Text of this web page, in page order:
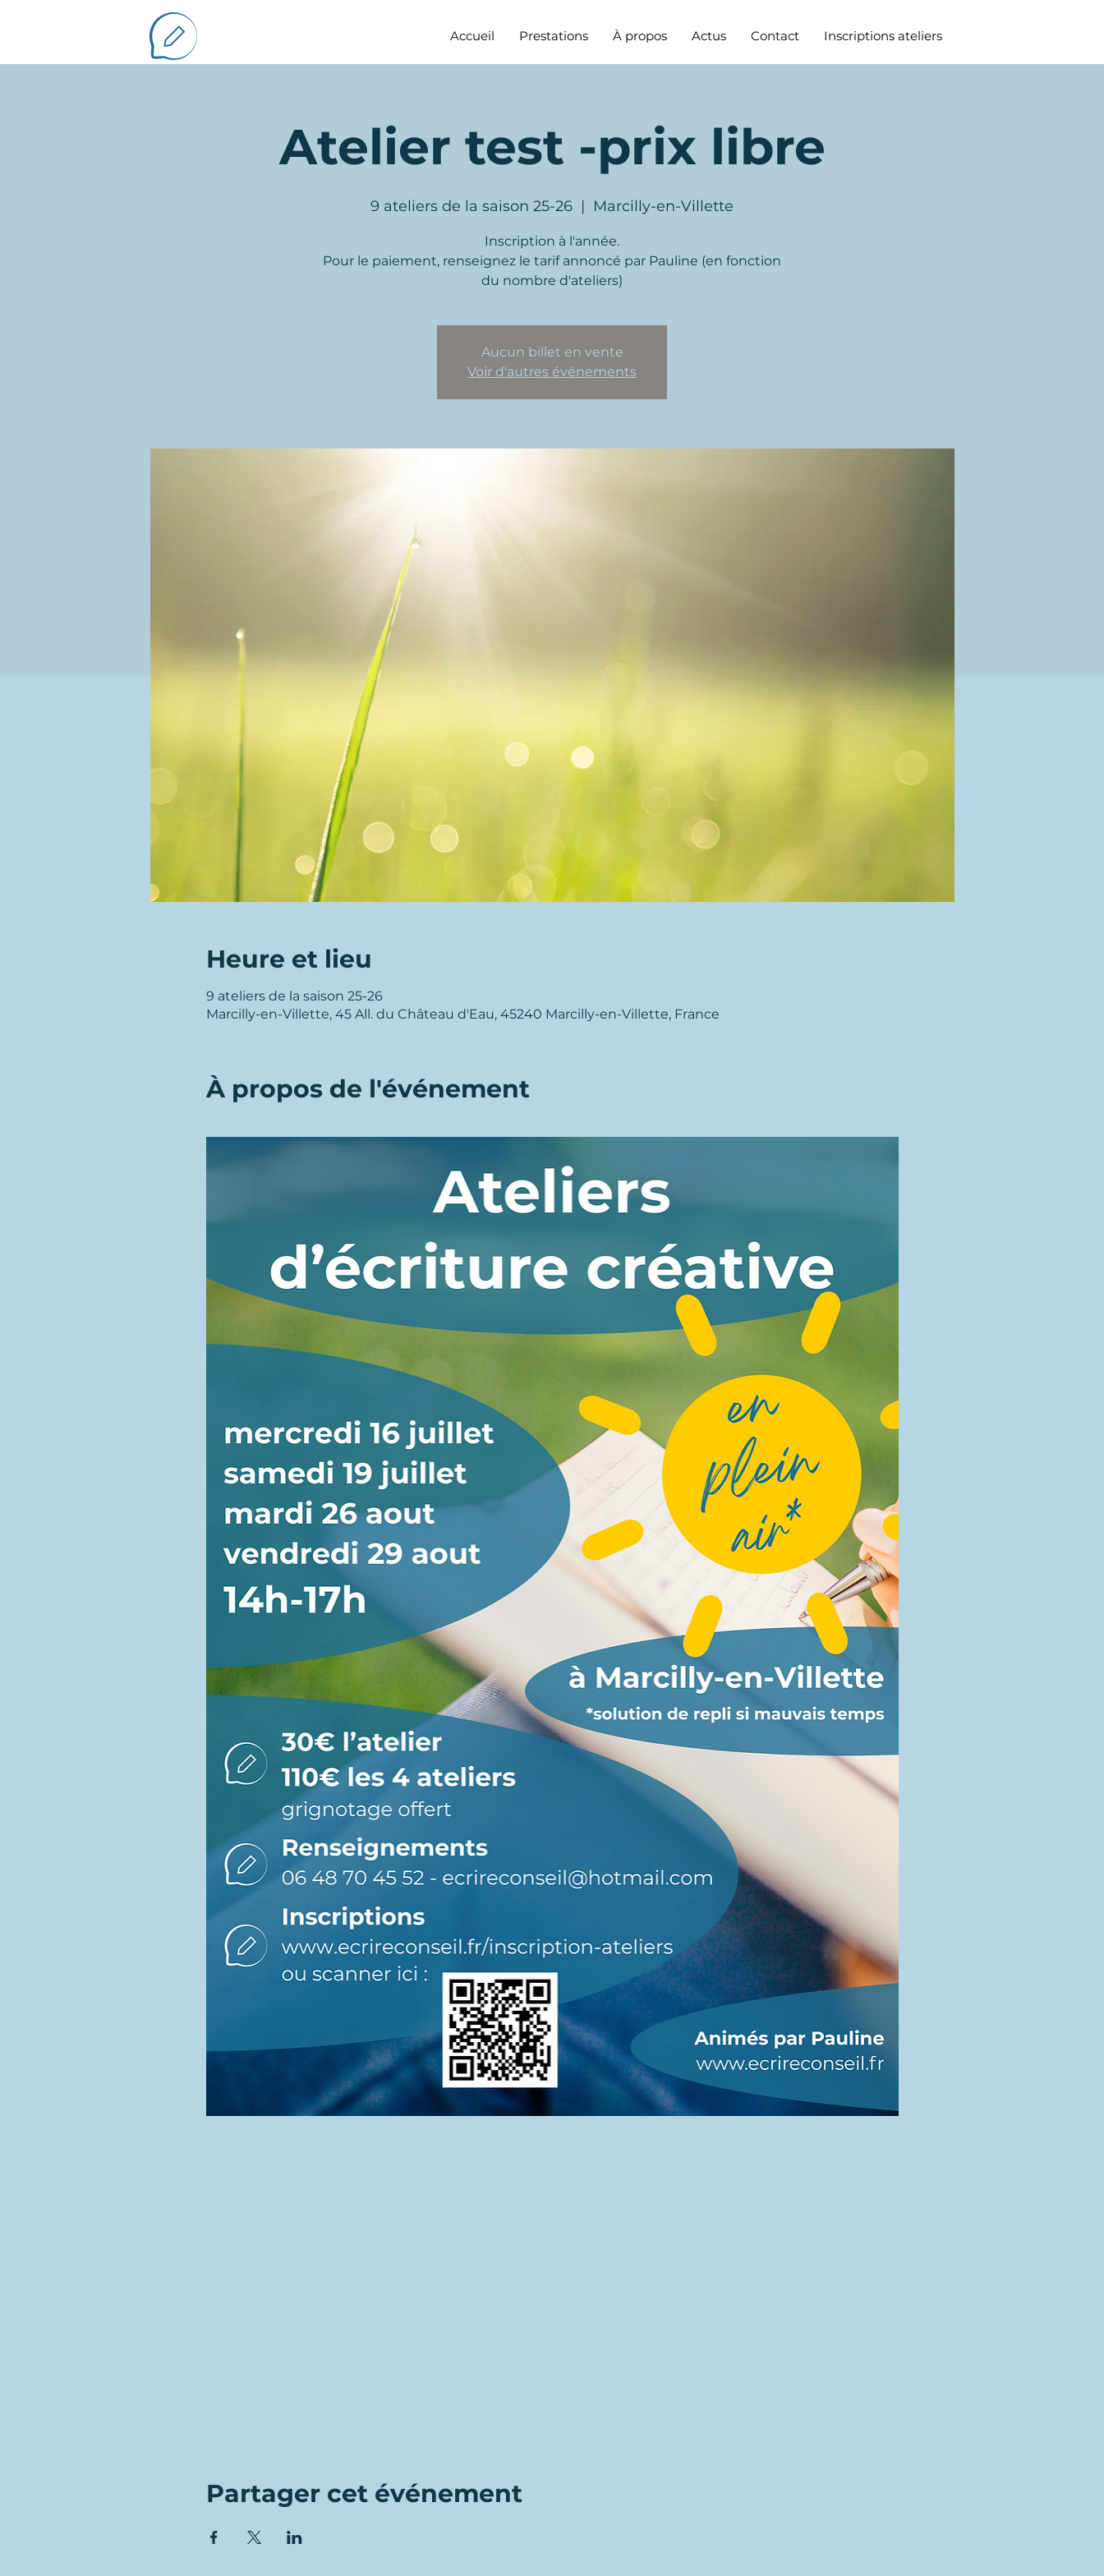
Accueil Prestations À propos Actus Contact Inscriptions ateliers
groupe d'écriture régulier vous intéresse ?
Retrouvons-nous chaque mois pour nous améliorer autour d'une technique d'écriture par
Atelier de découverte non-incluse dans l’inscription à l’année :
mardi 24 septembre.
Dates suivantes incluses dans l’inscription à l’année :
15.10.24 - 12.11.24 - 17.12.24 - 21.01.25 - 25.02.25 - 25.03.25 - 29.04.25 - 20.05.25 - 24.06.25
Boissons et grignotages inclus !
Tous niveaux acceptés et bienvenus.
Tous âges acceptés et bienvenus.
Atelier test -prix libre
9 ateliers de la saison 25-26
  |
Marcilly-en-Villette
Inscription à l'année.
Pour le paiement, renseignez le tarif annoncé par Pauline (en fonction
du nombre d'ateliers)
Aucun billet en vente
Voir d'autres événements
Heure et lieu
9 ateliers de la saison 25-26
Marcilly-en-Villette, 45 All. du Château d'Eau, 45240 Marcilly-en-Villette, France
À propos de l'événement
Partager cet événement